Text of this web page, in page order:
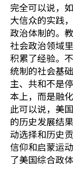
完全可以说，
大信众的实践
政治体制的。
社会政治领域
积累了经验。
统制的社会基
主、共和不是
本上，而是融
此可以说，美
的历史发展结
动选择和历史
信仰和启蒙运
了美国综合政